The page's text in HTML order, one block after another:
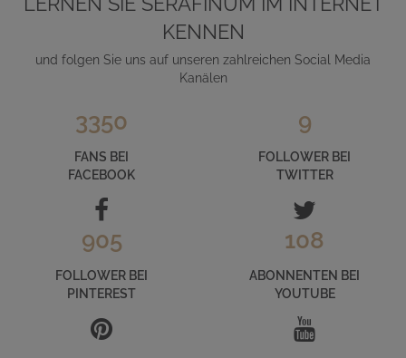
KENNEN
und folgen Sie uns auf unseren zahlreichen Social Media
Kanälen
3350
FANS BEI
FACEBOOK
9
FOLLOWER BEI
TWITTER
905
FOLLOWER BEI
PINTEREST
108
ABONNENTEN BEI
YOUTUBE